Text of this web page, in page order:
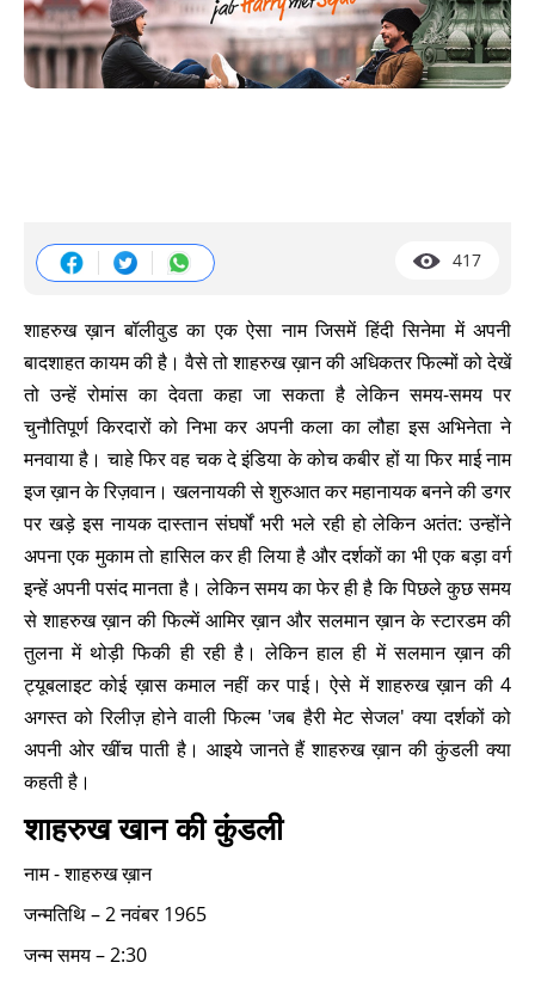
417
शाहरुख ख़ान बॉलीवुड का एक ऐसा नाम जिसमें हिंदी सिनेमा में अपनी
बादशाहत कायम की है। वैसे तो शाहरुख ख़ान की अधिकतर फिल्मों को देखें
तो उन्हें रोमांस का देवता कहा जा सकता है लेकिन समय-समय पर
चुनौतिपूर्ण किरदारों को निभा कर अपनी कला का लौहा इस अभिनेता ने
मनवाया है। चाहे फिर वह चक दे इंडिया के कोच कबीर हों या फिर माई नाम
इज ख़ान के रिज़वान। खलनायकी से शुरुआत कर महानायक बनने की डगर
पर खड़े इस नायक दास्तान संघर्षों भरी भले रही हो लेकिन अतंत: उन्होंने
अपना एक मुकाम तो हासिल कर ही लिया है और दर्शकों का भी एक बड़ा वर्ग
इन्हें अपनी पसंद मानता है। लेकिन समय का फेर ही है कि पिछले कुछ समय
से शाहरुख ख़ान की फिल्में आमिर ख़ान और सलमान ख़ान के स्टारडम की
तुलना में थोड़ी फिकी ही रही है। लेकिन हाल ही में सलमान ख़ान की
ट्यूबलाइट कोई ख़ास कमाल नहीं कर पाई। ऐसे में शाहरुख ख़ान की 4
अगस्त को रिलीज़ होने वाली फिल्म 'जब हैरी मेट सेजल' क्या दर्शकों को
अपनी ओर खींच पाती है। आइये जानते हैं शाहरुख ख़ान की कुंडली क्या
कहती है।
शाहरुख खान की कुंडली
नाम - शाहरुख ख़ान
जन्मतिथि – 2 नवंबर 1965
जन्म समय – 2:30